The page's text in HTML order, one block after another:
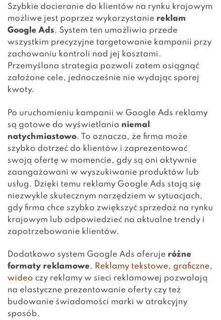
Szybkie docieranie do klientów na rynku krajowym
możliwe jest poprzez wykorzystanie reklam
Google Ads. System ten umożliwia przede
wszystkim precyzyjne targetowanie kampanii przy
zachowaniu kontroli nad jej kosztami.
Przemyślana strategia pozwoli zatem osiągnąć
założone cele, jednocześnie nie wydając sporej
kwoty.
Po uruchomieniu kampanii w Google Ads reklamy
są gotowe do wyświetlania niemal
natychmiastowo. To oznacza, że firma może
szybko dotrzeć do klientów i zaprezentować
swoją ofertę w momencie, gdy są oni aktywnie
zaangażowani w wyszukiwanie produktów lub
usług. Dzięki temu reklamy Google Ads stają się
niezwykle skutecznym narzędziem w sytuacjach,
gdy firma chce szybko zwiększyć sprzedaż na rynku
krajowym lub odpowiedzieć na aktualne trendy i
zapotrzebowanie klientów.
Dodatkowo system Google Ads oferuje różne
formaty reklamowe. Reklamy tekstowe, graficzne,
wideo czy reklamy w sieci reklamowej pozwalają
na elastyczne prezentowanie oferty czy też
budowanie świadomości marki w atrakcyjny
sposób.